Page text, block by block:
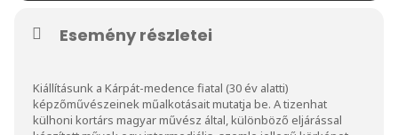
Esemény részletei
Kiállításunk a Kárpát-medence fiatal (30 év alatti)
képzőművészeinek műalkotásait mutatja be. A tizenhat
külhoni kortárs magyar művész által, különböző eljárással